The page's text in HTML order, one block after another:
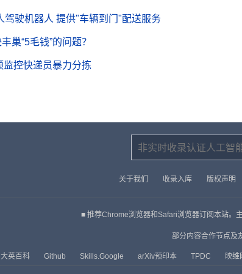
驾驶机器人 提供"车辆到门"配送服务
巢“5毛钱”的问题？
控快递员暴力分拣
关于我们 收录入库 版权声明
■ 推荐Chrome浏览器和Safari浏览器订阅本站。
部分内容合作节点及
大英百科 Github Skills.Google arXiv预印本 TPDC 映维